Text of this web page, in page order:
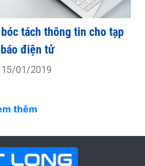
tách thông tin cho tạp
điện tử
15/01/2019
thêm